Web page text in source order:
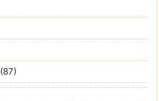
(87)